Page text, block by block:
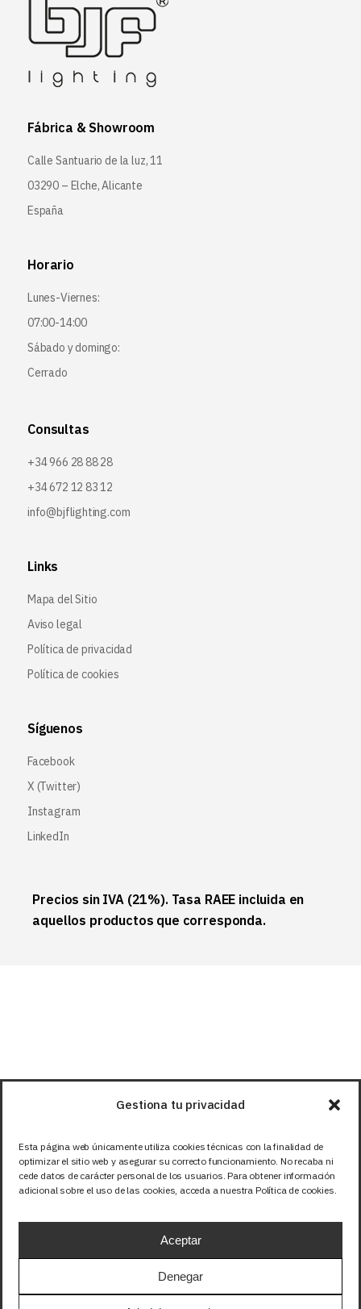
Gestiona tu privacidad
Esta página web únicamente utiliza cookies técnicas con la finalidad de
optimizar el sitio web y asegurar su correcto funcionamiento. No recaba ni
cede datos de carácter personal de los usuarios. Para obtener información
adicional sobre el uso de las cookies, acceda a nuestra Política de cookies.
Aceptar
Denegar
Fábrica & Showroom
Calle Santuario de la luz, 11
03290 – Elche, Alicante
España
Horario
Lunes-Viernes:
07:00-14:00
Sábado y domingo:
Cerrado
Consultas
+34 966 28 88 28
+34 672 12 83 12
info@bjflighting.com
Links
Mapa del Sitio
Aviso legal
Política de privacidad
Política de cookies
Síguenos
Facebook
X (Twitter)
Instagram
LinkedIn
Precios sin IVA (21%). Tasa RAEE incluida en
aquellos productos que corresponda.